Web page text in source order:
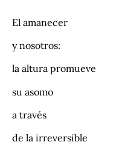
El amanecer
y nosotros:
la altura promueve
su asomo
a través
de la irreversible